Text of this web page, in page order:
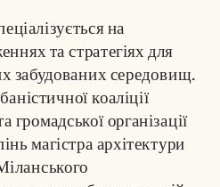
на
та стратегіях для
забудованих середовищ.
коаліції
організації
магістра архітектури